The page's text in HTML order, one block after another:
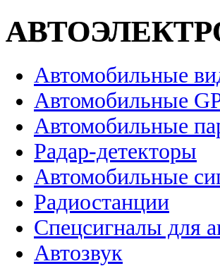
Автомобильные
Автомобильные
Автомобильные
Радар-детекторы
Автомобильные
Радиостанции
Спецсигналы для
Автозвук